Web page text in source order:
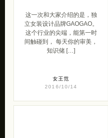
这一次和大家介绍的是，独
立女装设计品牌GAOGAO。
这个行业的尖端，能第一时
间触碰到， 每天你的审美，
知识储 […]
女王范
2016/10/14